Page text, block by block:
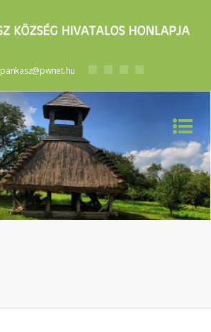
pankasz@pwnet.hu